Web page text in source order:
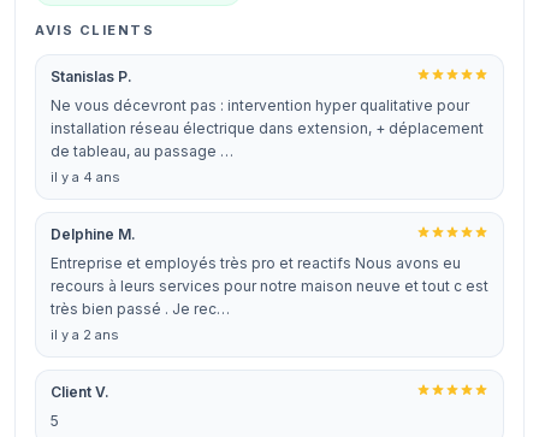
AVIS CLIENTS
Stanislas P.
Ne vous décevront pas : intervention hyper qualitative pour
installation réseau électrique dans extension, + déplacement
de tableau, au passage …
il y a 4 ans
Delphine M.
Entreprise et employés très pro et reactifs Nous avons eu
recours à leurs services pour notre maison neuve et tout c est
très bien passé . Je rec…
il y a 2 ans
Client V.
5